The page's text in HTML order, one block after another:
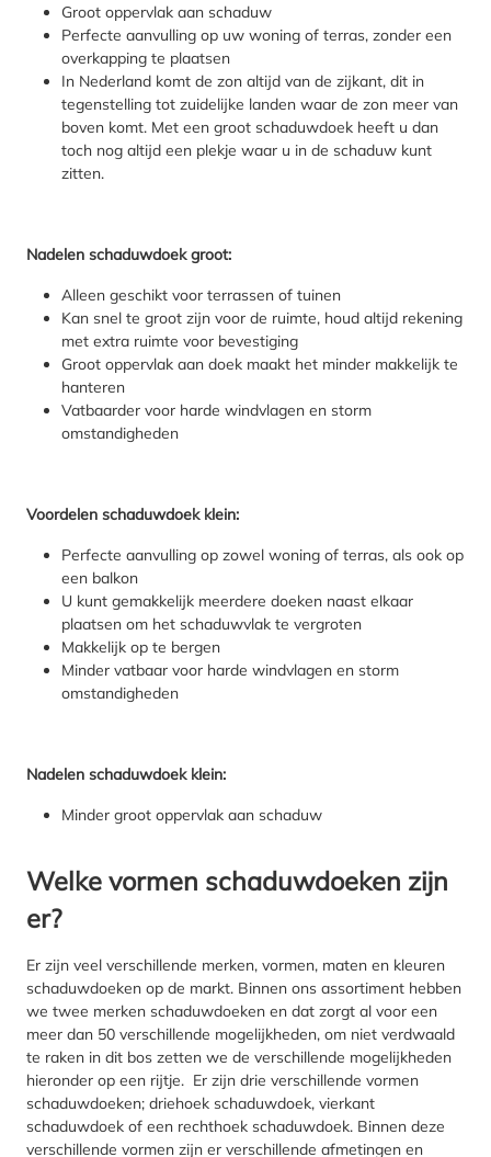
Groot oppervlak aan schaduw
Perfecte aanvulling op uw woning of terras, zonder een
overkapping te plaatsen
In Nederland komt de zon altijd van de zijkant, dit in
tegenstelling tot zuidelijke landen waar de zon meer van
boven komt. Met een groot schaduwdoek heeft u dan
toch nog altijd een plekje waar u in de schaduw kunt
zitten.
Nadelen schaduwdoek groot:
Alleen geschikt voor terrassen of tuinen
Kan snel te groot zijn voor de ruimte, houd altijd rekening
met extra ruimte voor bevestiging
Groot oppervlak aan doek maakt het minder makkelijk te
hanteren
Vatbaarder voor harde windvlagen en storm
omstandigheden
Voordelen schaduwdoek klein:
Perfecte aanvulling op zowel woning of terras, als ook op
een balkon
U kunt gemakkelijk meerdere doeken naast elkaar
plaatsen om het schaduwvlak te vergroten
Makkelijk op te bergen
Minder vatbaar voor harde windvlagen en storm
omstandigheden
Nadelen schaduwdoek klein:
Minder groot oppervlak aan schaduw
Welke vormen schaduwdoeken zijn
er?
Er zijn veel verschillende merken, vormen, maten en kleuren
schaduwdoeken op de markt. Binnen ons assortiment hebben
we twee merken schaduwdoeken en dat zorgt al voor een
meer dan 50 verschillende mogelijkheden, om niet verdwaald
te raken in dit bos zetten we de verschillende mogelijkheden
hieronder op een rijtje. Er zijn drie verschillende vormen
schaduwdoeken; driehoek schaduwdoek, vierkant
schaduwdoek of een rechthoek schaduwdoek. Binnen deze
verschillende vormen zijn er verschillende afmetingen en